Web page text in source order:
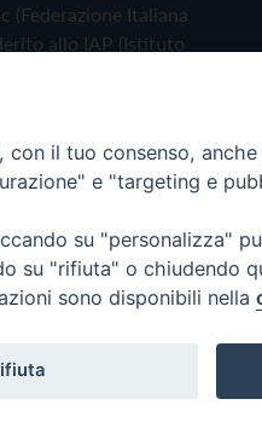
(Federazione Italiana
allo IAP (Istituto
il tuo consenso,
e "targeting e
su "personalizza"
su "rifiuta" o chiudendo
sono disponibili nella